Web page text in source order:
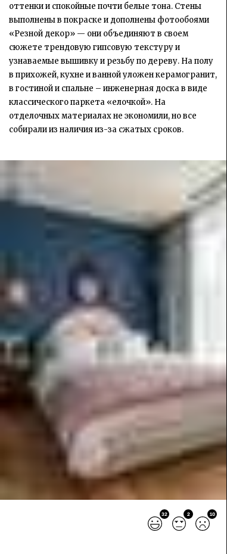
оттенки и спокойные почти белые тона. Стены
выполнены в покраске и дополнены фотообоями
«Резной декор» — они объединяют в своем
сюжете трендовую гипсовую текстуру и
узнаваемые вышивку и резьбу по дереву. На полу
в прихожей, кухне и ванной уложен керамогранит,
в гостиной и спальне – инженерная доска в виде
классического паркета «елочкой». На
отделочных материалах не экономили, но все
собирали из наличия из-за сжатых сроков.
32 2 10